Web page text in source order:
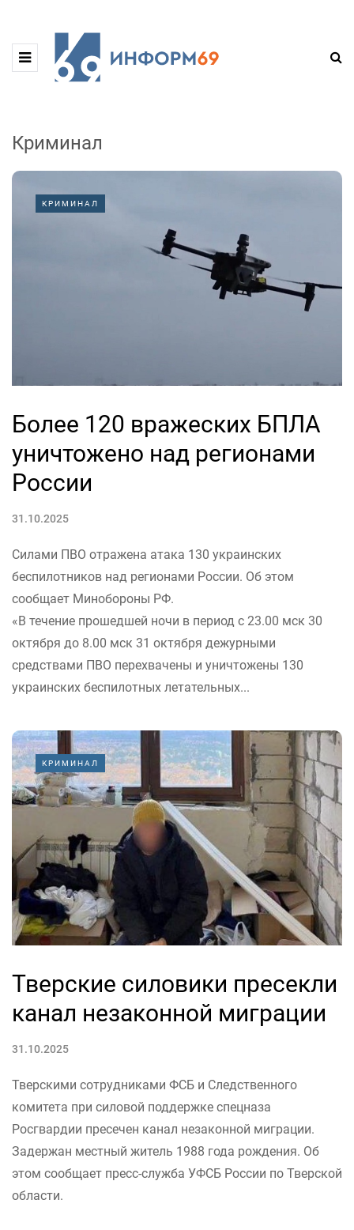
Криминал
КРИМИНАЛ
Более 120 вражеских БПЛА
уничтожено над регионами
России
31.10.2025
Силами ПВО отражена атака 130 украинских
беспилотников над регионами России. Об этом
сообщает Минобороны РФ.
«В течение прошедшей ночи в период с 23.00 мск 30
октября до 8.00 мск 31 октября дежурными
средствами ПВО перехвачены и уничтожены 130
украинских беспилотных летательных...
КРИМИНАЛ
Тверские силовики пресекли
канал незаконной миграции
31.10.2025
Тверскими сотрудниками ФСБ и Следственного
комитета при силовой поддержке спецназа
Росгвардии пресечен канал незаконной миграции.
Задержан местный житель 1988 года рождения. Об
этом сообщает пресс-служба УФСБ России по Тверской
области.